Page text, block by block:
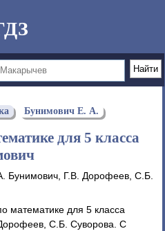
Бунимович Е. А.
для 5 класса
Бунимович, Г.В. Дорофеев, С.Б.
математике для 5 класса
С.Б. Суворова. С